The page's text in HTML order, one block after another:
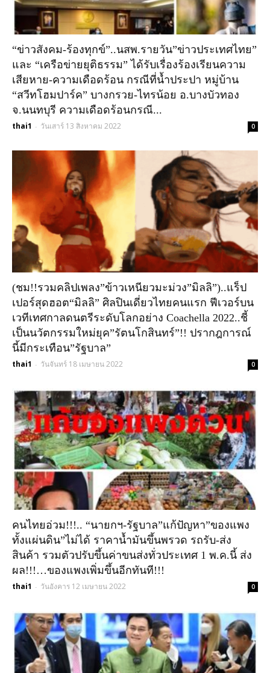
“ข่าวสังคม-ร้องทุกข์”..นสพ.รายวัน”ข่าวประเทศไทย”
และ “เครือข่ายยุติธรรม” ได้รับเรื่องร้องเรียนความ
เสียหาย-ความเดือดร้อน กรณีที่น้ำประปา หมู่บ้าน
“สวีทโฮมปาร์ค” บางกรวย-ไทรน้อย อ.บางบัวทอง
จ.นนทบุรี ความเดือดร้อนกรณี...
thai1 - วันเสาร์ 13 สิงหาคม 2022 0
(ชม!!รวมคลิปเพลง”ข้าวเหนียวมะม่วง”มิลลิ”)..แร็ป
เปอร์สุดฮอต“มิลลิ” ศิลปินเดี่ยวไทยคนแรก ฟีเวอร์บน
เวทีเทศกาลดนตรีระดับโลกอย่าง Coachella 2022..ชี้
เป็นนวัตกรรมใหม่ยุค”รัตนโกสินทร์”!! ปรากฎการณ์
นี้มีกระเทือน”รัฐบาล”
thai1 - วันจันทร์ 18 เมษายน 2022 0
คนไทยอ่วม!!!.. “นายกฯ-รัฐบาล”แก้ปัญหา”ของแพง
ทั้งแผ่นดิน”ไม่ได้ ราคาน้ำมันขึ้นพรวด รถรับ-ส่ง
สินค้า รวมตัวปรับขึ้นค่าขนส่งทั่วประเทศ 1 พ.ค.นี้ ส่ง
ผล!!!…ของแพงเพิ่มขึ้นอีกทันที!!!
thai1 - วันอังคาร 12 เมษายน 2022 0